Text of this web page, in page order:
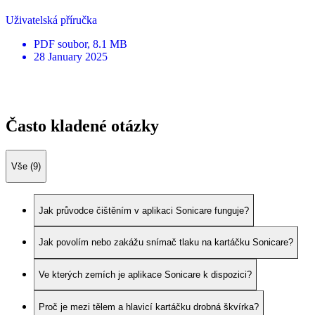
Uživatelská příručka
PDF soubor, 8.1 MB
28 January 2025
Často kladené otázky
Vše (9)
Jak průvodce čištěním v aplikaci Sonicare funguje?
Jak povolím nebo zakážu snímač tlaku na kartáčku Sonicare?
Ve kterých zemích je aplikace Sonicare k dispozici?
Proč je mezi tělem a hlavicí kartáčku drobná škvírka?